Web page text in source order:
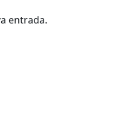
entrada.